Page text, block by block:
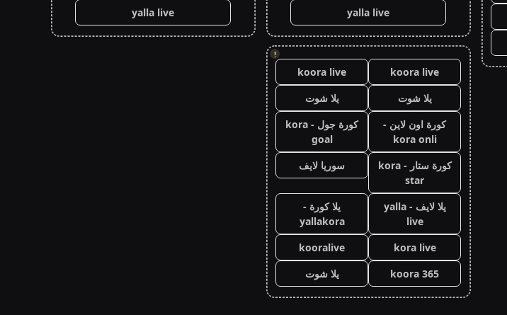
yalla live
!
koora live
koora live
يلا شوت
يلا شوت
كورة اون لاين -
kora onli
كورة جول - kora
goal
كورة ستار - kora
star
سوريا لايف
يلا لايف - yalla
live
يلا كورة -
yallakora
kora live
kooralive
koora 365
يلا شوت
yalla live